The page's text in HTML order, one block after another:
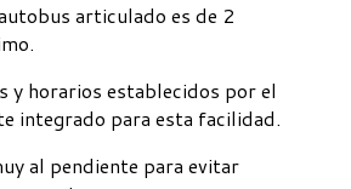
articulado es de 2
y horarios establecidos por el
integrado para esta facilidad.
al pendiente para evitar